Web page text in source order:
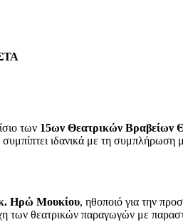
των 15ων Θεατρικών Βραβείων
ιδανικά με τη συμπλήρωση
Ηρώ Μουκίου, ηθοποιό για την
των θεατρικών παραγωγών με